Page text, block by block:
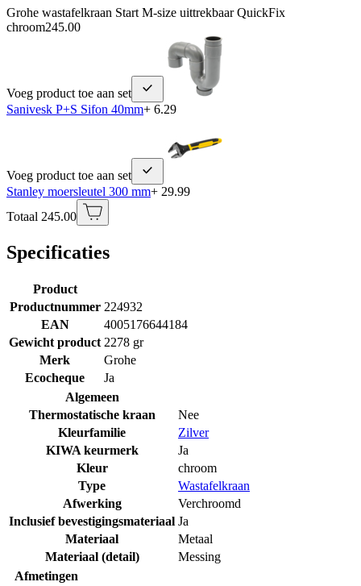
Grohe wastafelkraan Start M-size uittrekbaar QuickFix
chroom245.00
Voeg product toe aan set
Sanivesk P+S Sifon 40mm+ 6.29
Voeg product toe aan set
Stanley moersleutel 300 mm+ 29.99
Totaal 245.00
Specificaties
Product
Productnummer 224932
EAN
4005176644184
Gewicht product 2278 gr
Merk
Grohe
Ecocheque
Ja
Algemeen
Thermostatische kraan
Nee
Kleurfamilie
Zilver
KIWA keurmerk
Ja
Kleur
chroom
Type
Wastafelkraan
Afwerking
Verchroomd
Inclusief bevestigingsmateriaal Ja
Materiaal
Metaal
Materiaal (detail)
Messing
Afmetingen